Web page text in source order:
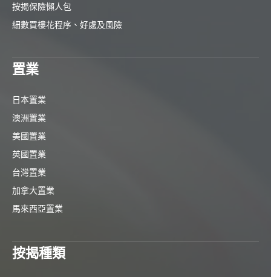
按揭保險懶人包
細數買樓花程序、好處及風險
置業
日本置業
澳洲置業
美國置業
英國置業
台灣置業
加拿大置業
馬來西亞置業
按揭種類